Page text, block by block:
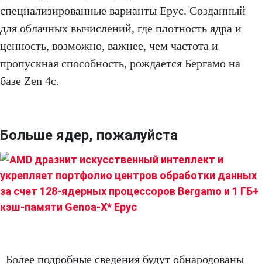
специализированные варианты Epyc. Созданный
для облачных вычислений, где плотность ядра и
ценность, возможно, важнее, чем частота и
пропускная способность, рождается Бергамо на
базе Zen 4c.
Больше ядер, пожалуйста
Более подробные сведения будут обнародованы